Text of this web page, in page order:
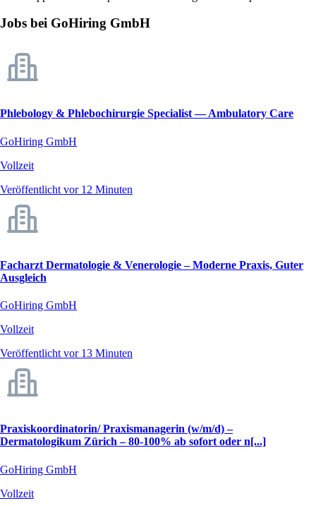
Jobs bei GoHiring GmbH
Phlebology & Phlebochirurgie Specialist — Ambulatory Care
GoHiring GmbH
Vollzeit
Veröffentlicht vor 12 Minuten
Facharzt Dermatologie & Venerologie – Moderne Praxis, Guter
Ausgleich
GoHiring GmbH
Vollzeit
Veröffentlicht vor 13 Minuten
Praxiskoordinatorin/ Praxismanagerin (w/m/d) –
Dermatologikum Zürich – 80-100% ab sofort oder n[...]
GoHiring GmbH
Vollzeit